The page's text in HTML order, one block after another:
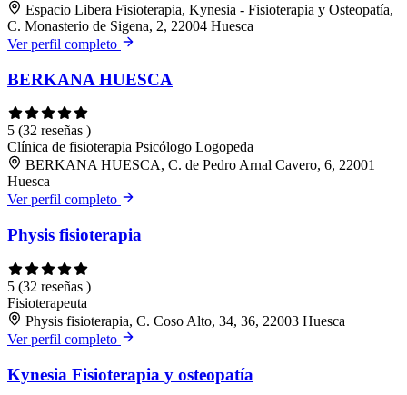
Espacio Libera Fisioterapia, Kynesia - Fisioterapia y Osteopatía,
C. Monasterio de Sigena, 2, 22004 Huesca
Ver perfil completo
BERKANA HUESCA
5 (32 reseñas )
Clínica de fisioterapia Psicólogo Logopeda
BERKANA HUESCA, C. de Pedro Arnal Cavero, 6, 22001
Huesca
Ver perfil completo
Physis fisioterapia
5 (32 reseñas )
Fisioterapeuta
Physis fisioterapia, C. Coso Alto, 34, 36, 22003 Huesca
Ver perfil completo
Kynesia Fisioterapia y osteopatía